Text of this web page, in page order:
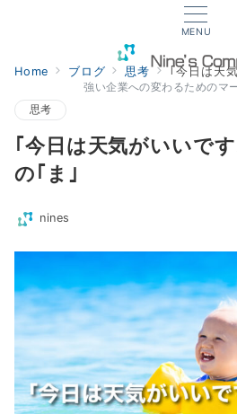
MENU
強い企業への変わるためのマ
Home ブログ 思考 ｢今日は天気
思考
｢今日は天気がいいで
の｢ま｣
nines